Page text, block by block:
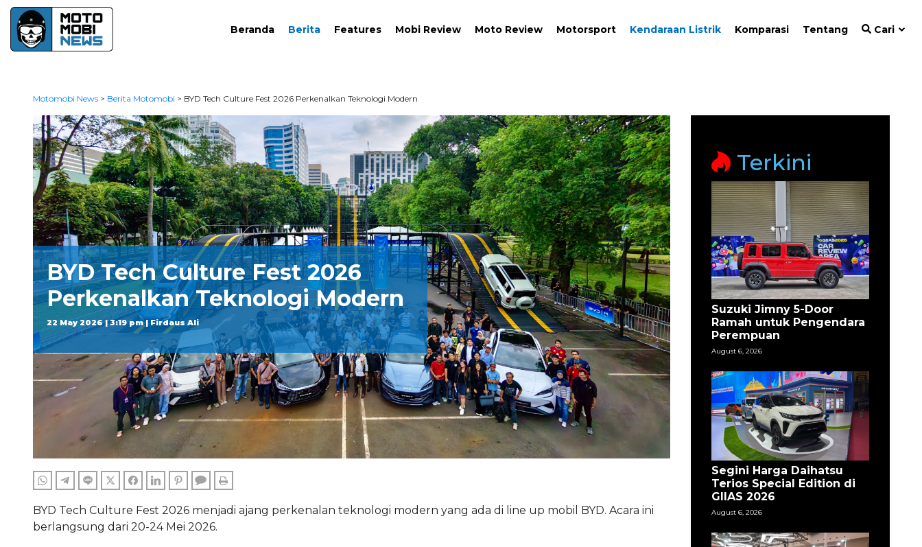
Beranda Berita Features Mobi Review Moto Review Motorsport Kendaraan Listrik Komparasi Tentang Cari
Motomobi News> Berita Motomobi > BYD Tech Culture Fest 2026 Perkenalkan Teknologi Modern
BYD Tech Culture Fest 2026
Perkenalkan Teknologi Modern
22 May 2026 | 3:19 pm | Firdaus Ali
WHATSAPPTELEGRAM
LINE TWITTERFACEBOOKLINKEDINPINTERESTCOMMENTS
BYD Tech Culture Fest 2026 menjadi ajang perkenalan teknologi modern yang ada di line up mobil BYD. Acara ini
berlangsung dari 20-24 Mei 2026.
Terkini
Suzuki Jimny 5-Door
Ramah untuk Pengendara
Perempuan
August 6, 2026
Segini Harga Daihatsu
Terios Special Edition di
GIIAS 2026
August 6, 2026